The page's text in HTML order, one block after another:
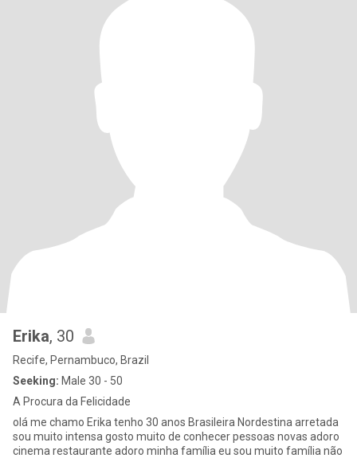
Erika, 30
Recife, Pernambuco, Brazil
Seeking: Male 30 - 50
A Procura da Felicidade
olá me chamo Erika tenho 30 anos Brasileira Nordestina arretada
sou muito intensa gosto muito de conhecer pessoas novas adoro
cinema restaurante adoro minha família eu sou muito família não